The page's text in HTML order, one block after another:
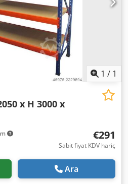
1 / 1
x H 3000 x
€291
Sabit fiyat KDV hariç
Ara